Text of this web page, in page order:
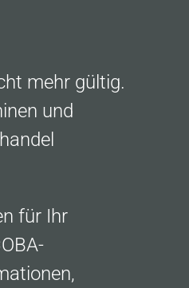
mehr gültig.
und
für Ihr